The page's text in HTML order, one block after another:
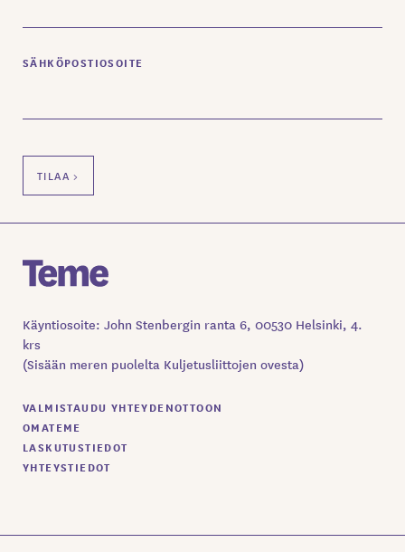
SÄHKÖPOSTIOSOITE
Käyntiosoite: John Stenbergin ranta 6, 00530 Helsinki, 4.
krs
(Sisään meren puolelta Kuljetusliittojen ovesta)
VALMISTAUDU YHTEYDENOTTOON
OMATEME
LASKUTUSTIEDOT
YHTEYSTIEDOT